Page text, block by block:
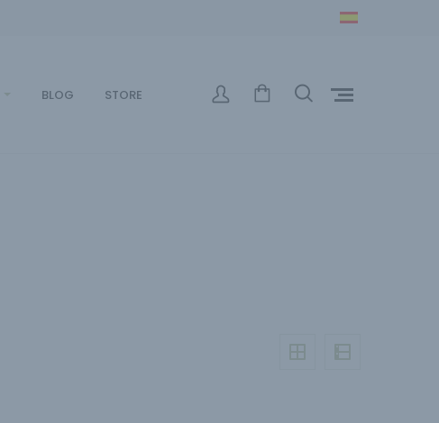
BLOG STORE